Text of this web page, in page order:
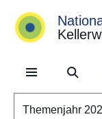
Themenjahr